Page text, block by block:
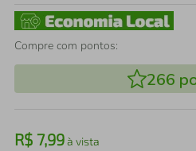
Compre com pontos:
266
R$ 7,99à vista